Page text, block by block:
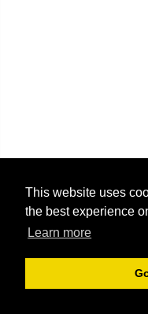
This website uses
the best experience
Learn more
|Datenschutzer|